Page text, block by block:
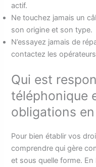
actif.
Ne touchez jamais un
son origine et son type.
N’essayez jamais de
contactez les
Qui est
téléphonique
obligations
Pour bien établir vos
comprendre qui gère
et sous quelle forme.